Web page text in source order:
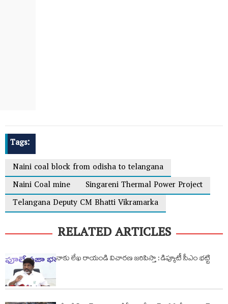
Tags:
Naini coal block from odisha to telangana
Naini Coal mine
Singareni Thermal Power Project
Telangana Deputy CM Bhatti Vikramarka
RELATED ARTICLES
నాకు లేఖ రాయండి విచారణ జరిపిస్తా : డిప్యూటీ సీఎం భట్టి